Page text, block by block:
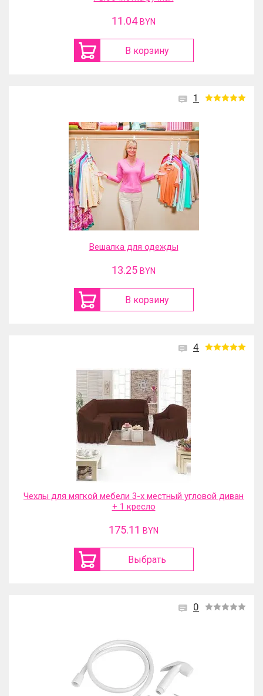
11.04 BYN
В корзину
1
Вешалка для одежды
13.25 BYN
В корзину
4
Чехлы для мягкой мебели 3-х местный угловой диван
+ 1 кресло
175.11 BYN
Выбрать
0